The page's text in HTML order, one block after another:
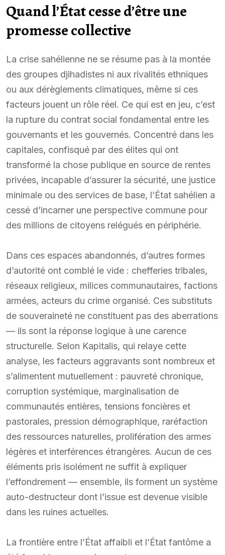
Quand l’État cesse d’être une
promesse collective
La crise sahélienne ne se résume pas à la montée
des groupes djihadistes ni aux rivalités ethniques
ou aux dérèglements climatiques, même si ces
facteurs jouent un rôle réel. Ce qui est en jeu, c’est
la rupture du contrat social fondamental entre les
gouvernants et les gouvernés. Concentré dans les
capitales, confisqué par des élites qui ont
transformé la chose publique en source de rentes
privées, incapable d’assurer la sécurité, une justice
minimale ou des services de base, l’État sahélien a
cessé d’incarner une perspective commune pour
des millions de citoyens relégués en périphérie.
Dans ces espaces abandonnés, d’autres formes
d’autorité ont comblé le vide : chefferies tribales,
réseaux religieux, milices communautaires, factions
armées, acteurs du crime organisé. Ces substituts
de souveraineté ne constituent pas des aberrations
— ils sont la réponse logique à une carence
structurelle. Selon Kapitalis, qui relaye cette
analyse, les facteurs aggravants sont nombreux et
s’alimentent mutuellement : pauvreté chronique,
corruption systémique, marginalisation de
communautés entières, tensions foncières et
pastorales, pression démographique, raréfaction
des ressources naturelles, prolifération des armes
légères et interférences étrangères. Aucun de ces
éléments pris isolément ne suffit à expliquer
l’effondrement — ensemble, ils forment un système
auto-destructeur dont l’issue est devenue visible
dans les ruines actuelles.
La frontière entre l’État affaibli et l’État fantôme a